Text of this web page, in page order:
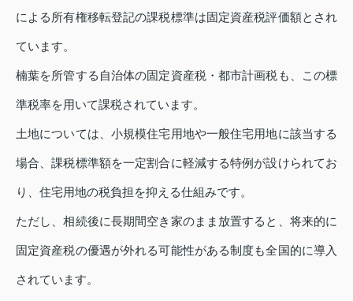
による所有権移転登記の課税標準は固定資産税評価額とされ
ています。
楠葉を所管する自治体の固定資産税・都市計画税も、この標
準税率を用いて課税されています。
土地については、小規模住宅用地や一般住宅用地に該当する
場合、課税標準額を一定割合に軽減する特例が設けられてお
り、住宅用地の税負担を抑える仕組みです。
ただし、相続後に長期間空き家のまま放置すると、将来的に
固定資産税の優遇が外れる可能性がある制度も全国的に導入
されています。